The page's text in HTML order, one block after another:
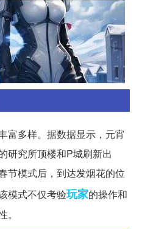
富多样。据数据显示，元宵
研究所顶楼和P城刷新出
节模式后，到达发烟花的位
模式不仅考验玩家的操作和